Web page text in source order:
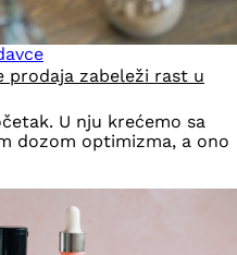
prodaja zabeleži rast u
U nju krećemo sa
dozom optimizma, a ono